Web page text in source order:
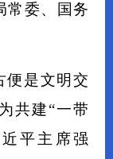
常委、国务
便是文明交
共建“一带
平主席强